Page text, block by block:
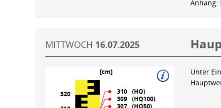
Anhang:
MITTWOCH 16.07.2025
Unter